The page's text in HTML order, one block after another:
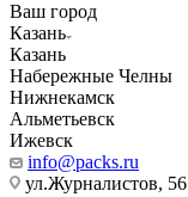
Ваш город
Казань
Казань
Набережные Челны
Нижнекамск
Альметьевск
Ижевск
info@packs.ru
ул.Журналистов, 56